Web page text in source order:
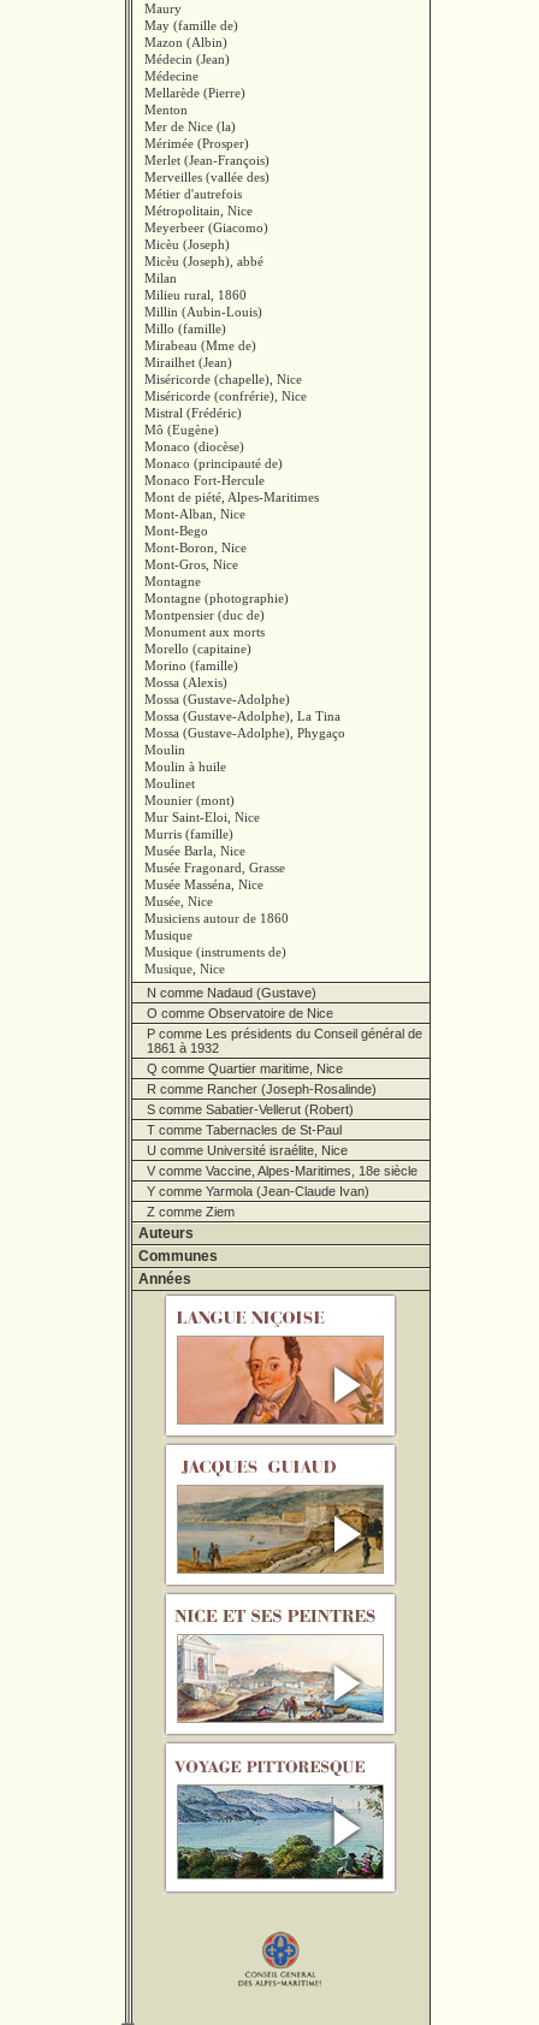
Maury
May (famille de)
Mazon (Albin)
Médecin (Jean)
Médecine
Mellarède (Pierre)
Menton
Mer de Nice (la)
Mérimée (Prosper)
Merlet (Jean-François)
Merveilles (vallée des)
Métier d'autrefois
Métropolitain, Nice
Meyerbeer (Giacomo)
Micèu (Joseph)
Micèu (Joseph), abbé
Milan
Milieu rural, 1860
Millin (Aubin-Louis)
Millo (famille)
Mirabeau (Mme de)
Mirailhet (Jean)
Miséricorde (chapelle), Nice
Miséricorde (confrérie), Nice
Mistral (Frédéric)
Mô (Eugène)
Monaco (diocèse)
Monaco (principauté de)
Monaco Fort-Hercule
Mont de piété, Alpes-Maritimes
Mont-Alban, Nice
Mont-Bego
Mont-Boron, Nice
Mont-Gros, Nice
Montagne
Montagne (photographie)
Montpensier (duc de)
Monument aux morts
Morello (capitaine)
Morino (famille)
Mossa (Alexis)
Mossa (Gustave-Adolphe)
Mossa (Gustave-Adolphe), La Tina
Mossa (Gustave-Adolphe), Phygaço
Moulin
Moulin à huile
Moulinet
Mounier (mont)
Mur Saint-Eloi, Nice
Murris (famille)
Musée Barla, Nice
Musée Fragonard, Grasse
Musée Masséna, Nice
Musée, Nice
Musiciens autour de 1860
Musique
Musique (instruments de)
Musique, Nice
N comme Nadaud (Gustave)
O comme Observatoire de Nice
P comme Les présidents du Conseil général de
1861 à 1932
Q comme Quartier maritime, Nice
R comme Rancher (Joseph-Rosalinde)
S comme Sabatier-Vellerut (Robert)
T comme Tabernacles de St-Paul
U comme Université israélite, Nice
V comme Vaccine, Alpes-Maritimes, 18e siècle
Y comme Yarmola (Jean-Claude Ivan)
Z comme Ziem
Auteurs
Communes
Années